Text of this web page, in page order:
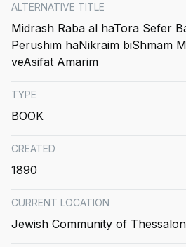
ALTERNATIVE TITLE
Midrash Raba al haTora Sefer
Perushim haNikraim biShmam
veAsifat Amarim
TYPE
BOOK
CREATED
1890
CURRENT LOCATION
Jewish Community of